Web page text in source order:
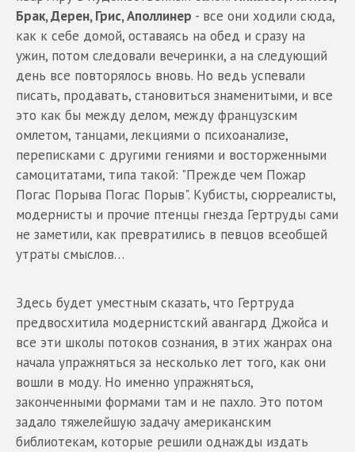
Брак, Дерен, Грис, Аполлинер - все они ходили сюда,
как к себе домой, оставаясь на обед и сразу на
ужин, потом следовали вечеринки, а на следующий
день все повторялось вновь. Но ведь успевали
писать, продавать, становиться знаменитыми, и все
это как бы между делом, между французским
омлетом, танцами, лекциями о психоанализе,
переписками с другими гениями и восторженными
самоцитатами, типа такой: "Прежде чем Пожар
Погас Порыва Погас Порыв". Кубисты, сюрреалисты,
модернисты и прочие птенцы гнезда Гертруды сами
не заметили, как превратились в певцов всеобщей
утраты смыслов…
Здесь будет уместным сказать, что Гертруда
предвосхитила модернистский авангард Джойса и
все эти школы потоков сознания, в этих жанрах она
начала упражняться за несколько лет того, как они
вошли в моду. Но именно упражняться,
законченными формами там и не пахло. Это потом
задало тяжелейшую задачу американским
библиотекам, которые решили однажды издать